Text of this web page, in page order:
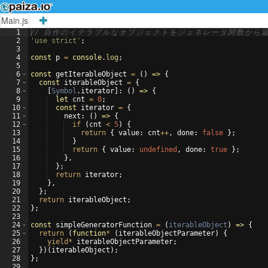
Main.js
1
2
3
4
5
6
7
8
9
10
11
12
13
14
15
16
17
18
19
20
21
22
23
24
25
26
27
28
// 自 作 の イ テ ラ ブ ル な オ ブ ジ ェ ク ト を ジ ェ ネ レ ー タ関 数 か ら 返
'use strict' ;
const
p = console. log ;
const getIterableObject = ( ) => {
const
iterableObject = {
Symbol . iterator : ( ) => {
let
cnt = 0;
const
iterator = {
next : ( ) => {
if
( cnt < 5)
{
return { value: cnt++, done: false } ;
}
return { value: undefined , done: true } ;
} ,
} ;
return iterator;
} ,
} ;
return iterableObject ;
} ;
const
simpleGeneratorFunction = ( iterableObject ) => {
return
( function* ( iterableObjectParameter)
{
yield * iterableObjectParameter;
}) ( iterableObject ) ;
} ;